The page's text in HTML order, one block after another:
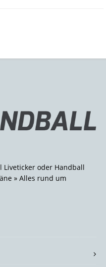
Liveticker oder Handball
» Alles rund um